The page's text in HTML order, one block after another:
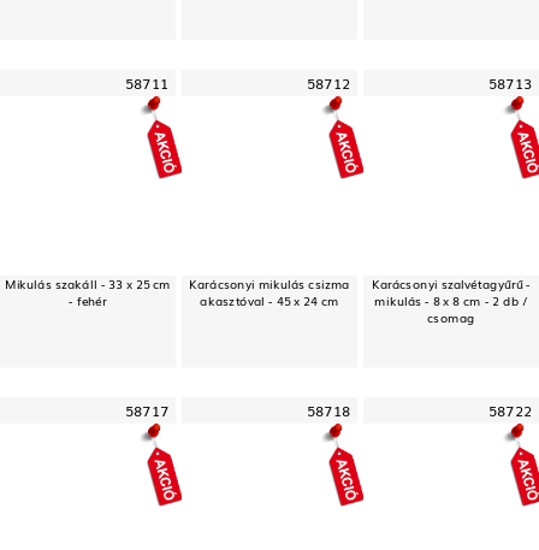
58711
Mikulás szakáll - 33 x 25 cm
- fehér
58712
Karácsonyi mikulás csizma
akasztóval - 45 x 24 cm
58713
Karácsonyi szalvétagyűrű -
mikulás - 8 x 8 cm - 2 db /
csomag
58717 58718 58722